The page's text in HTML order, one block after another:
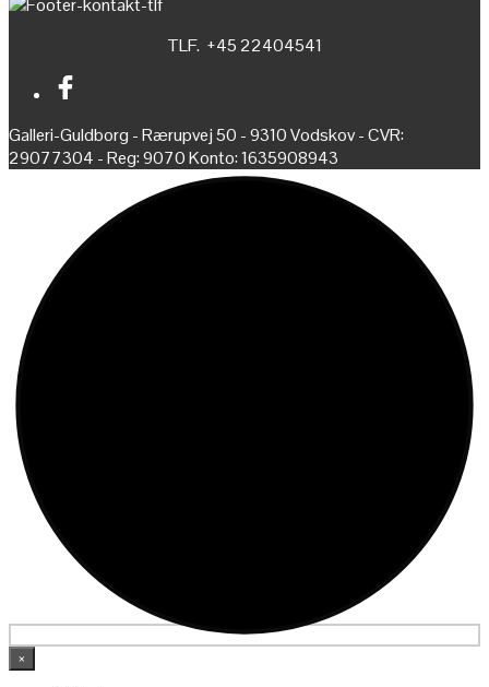
TLF. +45 22404541
Galleri-Guldborg - Rærupvej 50 - 9310 Vodskov - CVR:
29077304 - Reg: 9070 Konto: 1635908943
×